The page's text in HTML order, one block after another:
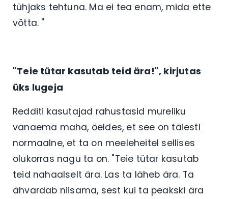
tühjaks tehtuna. Ma ei tea enam, mida ette
võtta. "
"Teie tütar kasutab teid ära!", kirjutas
üks lugeja
Redditi kasutajad rahustasid mureliku
vanaema maha, öeldes, et see on täiesti
normaalne, et ta on meeleheitel sellises
olukorras nagu ta on. "Teie tütar kasutab
teid nahaalselt ära. Las ta läheb ära. Ta
ähvardab niisama, sest kui ta peakski ära